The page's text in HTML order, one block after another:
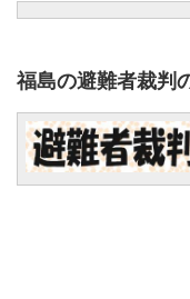
福島の避難者裁判